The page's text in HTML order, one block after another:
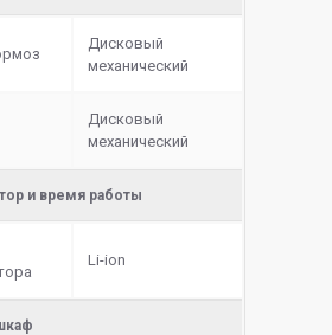
Дисковый
механический
Дисковый
механический
и время работы
Li-ion